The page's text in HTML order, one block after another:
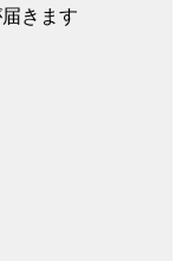
きます